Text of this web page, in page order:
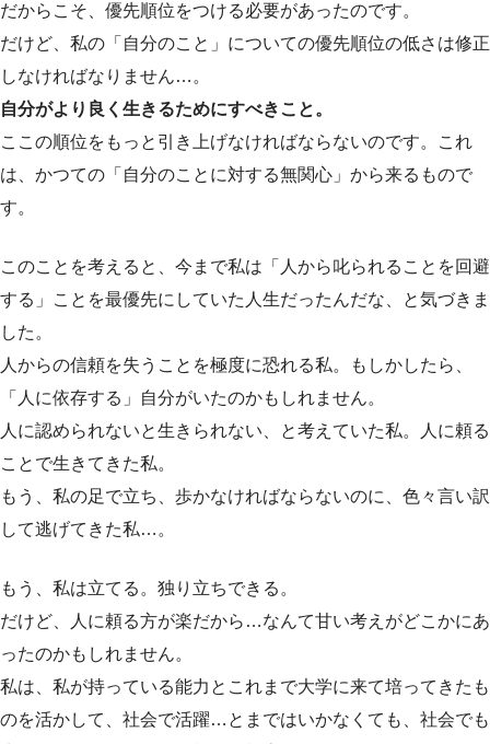
だからこそ、優先順位をつける必要があったのです。
だけど、私の「自分のこと」についての優先順位の低さは修正
しなければなりません…。
自分がより良く生きるためにすべきこと。
ここの順位をもっと引き上げなければならないのです。これ
は、かつての「自分のことに対する無関心」から来るもので
す。
このことを考えると、今まで私は「人から叱られることを回避
する」ことを最優先にしていた人生だったんだな、と気づきま
した。
人からの信頼を失うことを極度に恐れる私。もしかしたら、
「人に依存する」自分がいたのかもしれません。
人に認められないと生きられない、と考えていた私。人に頼る
ことで生きてきた私。
もう、私の足で立ち、歩かなければならないのに、色々言い訳
して逃げてきた私…。
もう、私は立てる。独り立ちできる。
だけど、人に頼る方が楽だから…なんて甘い考えがどこかにあ
ったのかもしれません。
私は、私が持っている能力とこれまで大学に来て培ってきたも
のを活かして、社会で活躍…とまではいかなくても、社会でも